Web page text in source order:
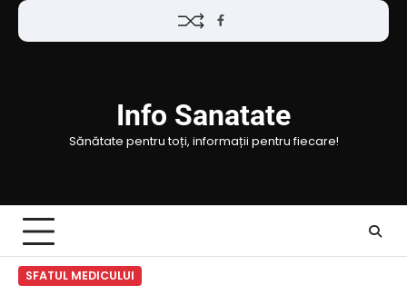
Skip
Facebook
Info Sanatate
Sănătate pentru toți, informații pentru fiecare!
SFATUL MEDICULUI